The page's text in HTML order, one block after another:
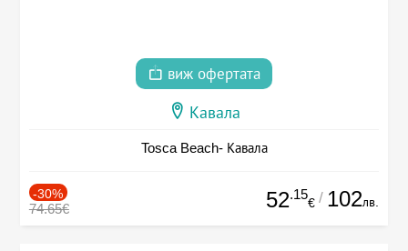
виж офертата
Кавала
Tosca Beach- Кавала
-30%
74.65€ 52.15
€ / 102лв.